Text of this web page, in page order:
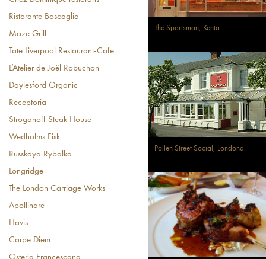
Ristorante Boscaglia
Maze Grill
Tate Liverpool Restaurant-Cafe
L’Atelier de Joël Robuchon
Daylesford Organic
Receptoria
Stroganoff Steak House
Wedholms Fisk
Russkaya Rybalka
Longridge
The London Carriage Works
Apollinare
Havis
Carpe Diem
The Sportsman, Kenta
Pollen Street Social, Londona